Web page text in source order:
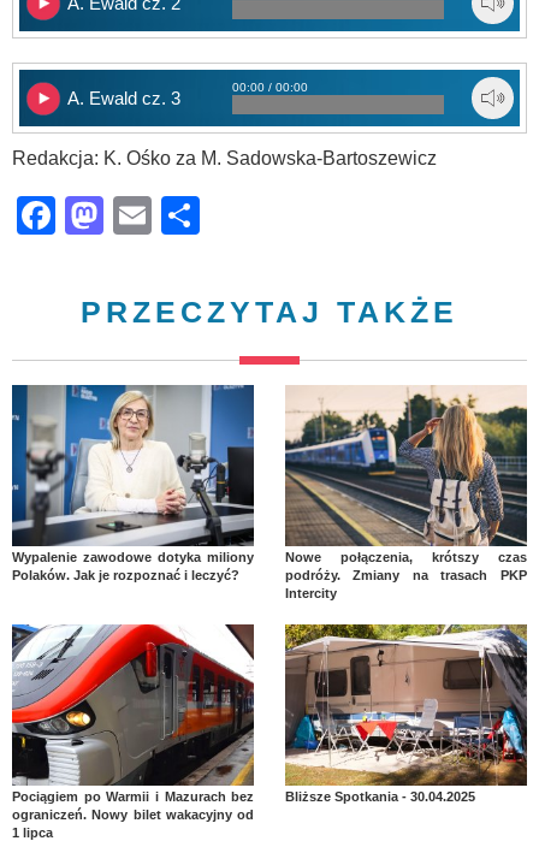
A. Ewald cz. 3
00:00 / 00:00
Redakcja: K. Ośko za M. Sadowska-Bartoszewicz
Facebook
Mastodon
Email
PRZECZYTAJ TAKŻE
Wypalenie zawodowe dotyka miliony
Polaków. Jak je rozpoznać i leczyć?
Nowe połączenia, krótszy czas
podróży. Zmiany na trasach PKP
Intercity
Pociągiem po Warmii i Mazurach bez
ograniczeń. Nowy bilet wakacyjny od
1 lipca
Bliższe Spotkania - 30.04.2025